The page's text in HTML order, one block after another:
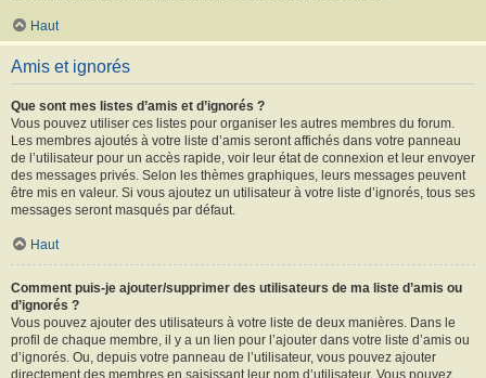
Haut
Amis et ignorés
Que sont mes listes d’amis et d’ignorés ?
Vous pouvez utiliser ces listes pour organiser les autres membres du forum.
Les membres ajoutés à votre liste d’amis seront affichés dans votre panneau
de l’utilisateur pour un accès rapide, voir leur état de connexion et leur envoyer
des messages privés. Selon les thèmes graphiques, leurs messages peuvent
être mis en valeur. Si vous ajoutez un utilisateur à votre liste d’ignorés, tous ses
messages seront masqués par défaut.
Haut
Comment puis-je ajouter/supprimer des utilisateurs de ma liste d’amis ou
d’ignorés ?
Vous pouvez ajouter des utilisateurs à votre liste de deux manières. Dans le
profil de chaque membre, il y a un lien pour l’ajouter dans votre liste d’amis ou
d’ignorés. Ou, depuis votre panneau de l’utilisateur, vous pouvez ajouter
directement des membres en saisissant leur nom d’utilisateur. Vous pouvez